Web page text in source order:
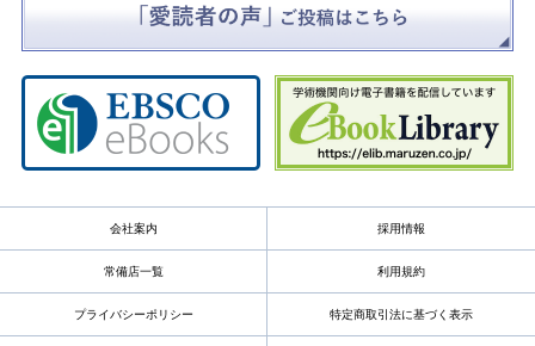
会社案内 採用情報
常備店一覧 利用規約
プライバシーポリシー 特定商取引法に基づく表示